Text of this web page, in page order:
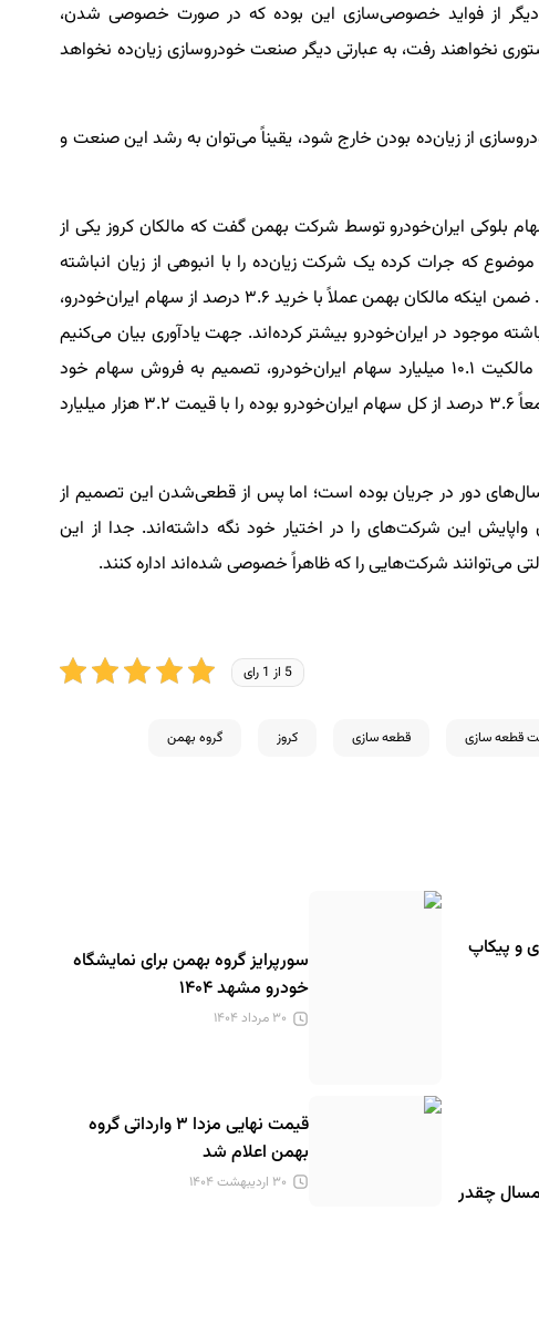
از فواید خصوصی‌سازی این بوده که در صورت خصوصی شدن،
نخواهند رفت، به عبارتی دیگر صنعت خودروسازی زیان‌ده نخواهد
از زیان‌ده بودن خارج شود، یقیناً می‌توان به رشد این صنعت و
خصوص خرید ۳.۶ درصد سهام بلوکی ایران‌خودرو توسط شرکت بهمن گفت که مالکان کروز یکی از
که جرات کرده یک شرکت زیان‌ده را با انبوهی از زیان انباشته
خریداری کند، خود جای قدردانی و تشکر دارد. ضمن اینکه مالکان بهمن عملاً با خرید ۳.۶ درصد از سهام ایران‌خودرو،
موجود در ایران‌خودرو بیشتر کرده‌اند. جهت یادآوری بیان می‌کنیم
که بانک صادرات پس از نزدیک به دو سال مالکیت ۱۰.۱ میلیارد سهام ایران‌خودرو، تصمیم به فروش سهام خود
گرفت و گروه بهمن این بلوک سهام را که جمعاً ۳.۶ درصد از کل سهام ایران‌خودرو بوده را با قیمت ۳.۲ هزار میلیارد
دور در جریان بوده است؛ اما پس از قطعی‌شدن این تصمیم از
این شرکت‌های را در اختیار خود نگه داشته‌اند. جدا از این
می‌توانند شرکت‌هایی را که ظاهراً خصوصی شده‌اند اداره کنند.
5 از 1 رای
قطعه سازی قطعه سازی کروز گروه بهمن
و پیکاپ
سورپرایز گروه بهمن برای نمایشگاه
خودرو مشهد ۱۴۰۴
۳۰ مرداد ۱۴۰۴
چقدر
قیمت نهایی مزدا ۳ وارداتی گروه
بهمن اعلام شد
۳۰ اردیبهشت ۱۴۰۴